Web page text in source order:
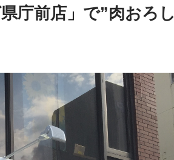
庁前店」で”肉おろし